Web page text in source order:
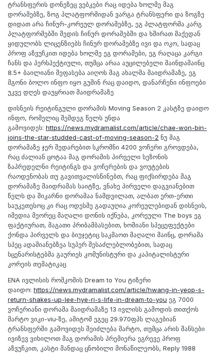
ტრანსფერის დონეზეც ვებკები რაც იდება ხოლმე მაგ
დორამებზე, ზოგ პლატფორმიდან ვარგა ტრანსფერი და ზოგზე
დიდათ არა ჩინურ-კორეულ დორამებზე, ეგ პლატფორმა კარგ
პლატფორმებში შედის ჩინურ დორამებში და ხშირათ მაქედან
ყიდულობს ლიცენზიებს ჩინურ დორამებზე ივი და ოკო, სადაც
პროფ აზვუჩკით იდება ხოლმე ეგ დორამები, ეგ რაღაცა კარგი
ჩანს და პერსპექტიული, თუმცა არაა აუცილებელი მაინდამაინც
8.5+ ბაილიანი შეფასება აიღოს მაგ ახალმა მაიდრამაზე, ეგ
მგონი ბოლო ინფო იყო გუშინ რაც დაიდო, დანარჩენი ინფოები
უკვე დღეს დაუყრიათ მაიდრამაზე
დისნეის რეიტინგული დორამის Moving Season 2 კასტზე დაიდო
ინფო, რომელიც შემდეგ წელს უნდა
გამოვიდეს: https://news.mydramalist.com/article/chae-won-bin-
joins-the-star-studded-cast-of-moving-season-2 ნუ მაგ
დორამაზე ჯერ შედარებით სკრომნი 4200 ვოჩერი გროვდება,
რაც ძალიან ცოტაა მაგ დორამის პირველი სეზონის
ზაპრედელნი რეიტინგს და ვოჩერების და ვოუტების
რაოდენობას თუ გავითვალისწინებთ, რაც ფიქსირდება მაგ
დორამაზე მაიდრამას საიტზე, ვნახე პირველი დაგვიანებით
წელს და შიკარნი დორამაა ნამდვილათ, ალბათ ერთ-ერთი
საუკეთესოც კი რაც ოდესმე გადაუღია კორეულებიდან დისნეის,
იმედია მეორეც მაღალი დონის იქნება, კორეული The boys ეგ
ფაქტიურათ, მაგათი პრიბამბასებით, ხოშიანი სპეცეფექტები
ქონდა პირველს და ბიუჯეტიც საკმაოთ მაღალი მაინც, დორამა
სპეც ადამიანებზეა სუპერ შესაძლებლობებით, სადაც
სცენარისტებმა გაურიეს კომუნისტური და კაპიტალისტური
კორეის თემატიკაც
ENA ივლისის რომკომის Dream to You ტიზერი
დაიდო: https://news.mydramalist.com/article/hwang-in-yeop-s-
return-shakes-up-lee-hye-ri-s-life-in-dream-to-you ეგ 7000
ვოჩერიანი დორამა მაიდრამაზე 13 ივლისს გამოდის თითქოს
მარტო ვიკი-viu-ზე, ამიტომ ეგეც 29.970ფპს ლაგებიან
ტრანსფერში გამოვიდეს შეიძლება მარტო, თუმცა არის შანსები
ივიზევ ვიხილოთ მაგ დორამის პრემიერა ეგრევე პროფ
აზვუჩკით, კასტი მანდაც ცნობილი მონაწილეობს, Reply 1988